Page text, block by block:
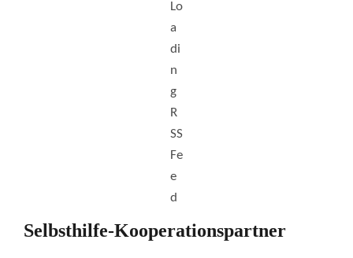
Selbsthilfe-Kooperationspartner